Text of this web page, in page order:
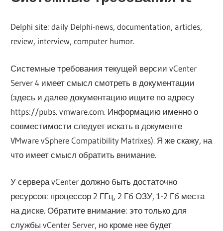
Delphi site: daily Delphi-news, documentation, articles,
review, interview, computer humor.
Системные требования текущей версии vCenter
Server 4 имеет смысл смотреть в документации
(здесь и далее документацию ищите по адресу
https://pubs. vmware.com. Информацию именно о
совместимости следует искать в документе
VMware vSphere Compatibility Matrixes). Я же скажу, на
что имеет смысл обратить внимание.
У сервера vCenter должно быть достаточно
ресурсов: процессор 2 ГГц, 2 Гб ОЗУ, 1-2 Гб места
на диске. Обратите внимание: это только для
службы vCenter Server, но кроме нее будет